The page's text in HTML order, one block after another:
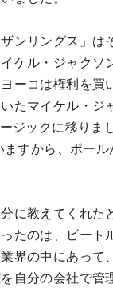
ンリングス」は
ケル・ジャク
ーコは権利を買
たマイケル・ジ
ジックに移りま
すから、ポー
に教えてくれた
たのは、ビート
界の中にあっ
自分の会社で管